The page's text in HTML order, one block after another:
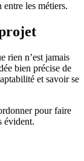
les métiers.
rien n’est jamais
bien précise de
et savoir se
pour faire
évident.